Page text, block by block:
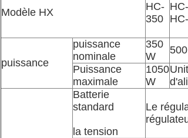
Modèle HX
HC-
350
puissance
puissance
nominale
350
W
Puissance
maximale
1050
W
Batterie
standard
la tension
Le